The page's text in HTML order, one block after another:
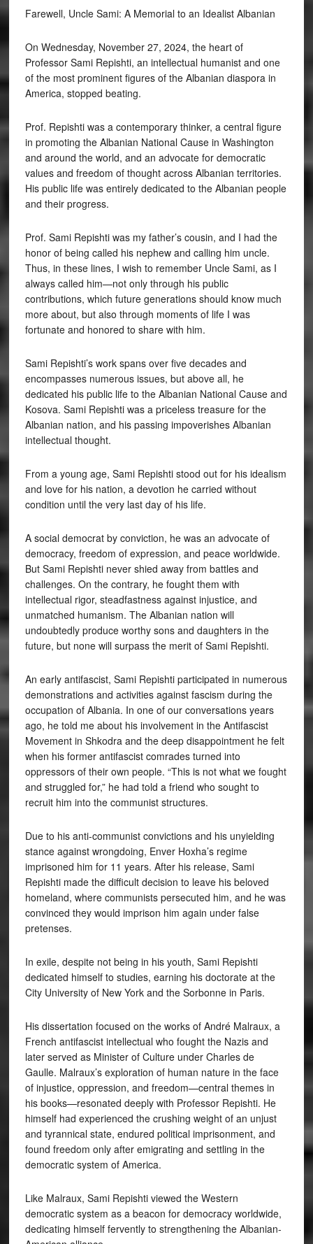
Farewell, Uncle Sami: A Memorial to an Idealist Albanian
On Wednesday, November 27, 2024, the heart of
Professor Sami Repishti, an intellectual humanist and one
of the most prominent figures of the Albanian diaspora in
America, stopped beating.
Prof. Repishti was a contemporary thinker, a central figure
in promoting the Albanian National Cause in Washington
and around the world, and an advocate for democratic
values and freedom of thought across Albanian territories.
His public life was entirely dedicated to the Albanian people
and their progress.
Prof. Sami Repishti was my father’s cousin, and I had the
honor of being called his nephew and calling him uncle.
Thus, in these lines, I wish to remember Uncle Sami, as I
always called him—not only through his public
contributions, which future generations should know much
more about, but also through moments of life I was
fortunate and honored to share with him.
Sami Repishti’s work spans over five decades and
encompasses numerous issues, but above all, he
dedicated his public life to the Albanian National Cause and
Kosova. Sami Repishti was a priceless treasure for the
Albanian nation, and his passing impoverishes Albanian
intellectual thought.
From a young age, Sami Repishti stood out for his idealism
and love for his nation, a devotion he carried without
condition until the very last day of his life.
A social democrat by conviction, he was an advocate of
democracy, freedom of expression, and peace worldwide.
But Sami Repishti never shied away from battles and
challenges. On the contrary, he fought them with
intellectual rigor, steadfastness against injustice, and
unmatched humanism. The Albanian nation will
undoubtedly produce worthy sons and daughters in the
future, but none will surpass the merit of Sami Repishti.
An early antifascist, Sami Repishti participated in numerous
demonstrations and activities against fascism during the
occupation of Albania. In one of our conversations years
ago, he told me about his involvement in the Antifascist
Movement in Shkodra and the deep disappointment he felt
when his former antifascist comrades turned into
oppressors of their own people. “This is not what we fought
and struggled for,” he had told a friend who sought to
recruit him into the communist structures.
Due to his anti-communist convictions and his unyielding
stance against wrongdoing, Enver Hoxha’s regime
imprisoned him for 11 years. After his release, Sami
Repishti made the difficult decision to leave his beloved
homeland, where communists persecuted him, and he was
convinced they would imprison him again under false
pretenses.
In exile, despite not being in his youth, Sami Repishti
dedicated himself to studies, earning his doctorate at the
City University of New York and the Sorbonne in Paris.
His dissertation focused on the works of André Malraux, a
French antifascist intellectual who fought the Nazis and
later served as Minister of Culture under Charles de
Gaulle. Malraux’s exploration of human nature in the face
of injustice, oppression, and freedom—central themes in
his books—resonated deeply with Professor Repishti. He
himself had experienced the crushing weight of an unjust
and tyrannical state, endured political imprisonment, and
found freedom only after emigrating and settling in the
democratic system of America.
Like Malraux, Sami Repishti viewed the Western
democratic system as a beacon for democracy worldwide,
dedicating himself fervently to strengthening the Albanian-